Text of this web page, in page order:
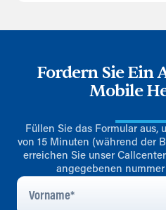
Fordern Sie Ein
Mobile
Füllen Sie das Formular aus,
von 15 Minuten (während der
erreichen Sie unser
angegebenen nummer
Vorname